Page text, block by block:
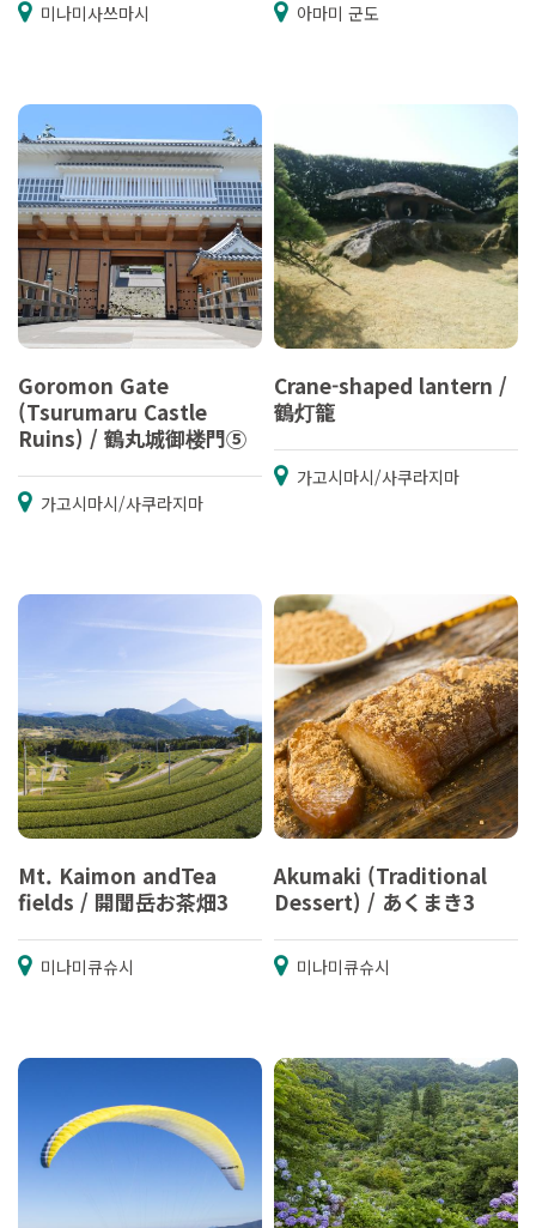
미나미사쓰마시 아마미 군도
Goromon Gate
(Tsurumaru Castle
Ruins) / 鶴丸城御楼門⑤
가고시마시/사쿠라지마
Crane-shaped lantern /
鶴灯籠
가고시마시/사쿠라지마
Mt. Kaimon andTea
fields / 開聞岳お茶畑3
미나미큐슈시
Akumaki (Traditional
Dessert) / あくまき3
미나미큐슈시